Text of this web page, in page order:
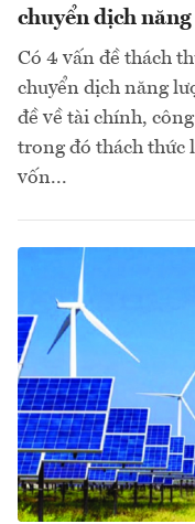
chuyển dịch
Có 4 vấn đề thách
chuyển dịch năng
đề về tài chính,
trong đó thách thức
vốn...